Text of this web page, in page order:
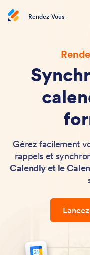
Rendez-Vous
Gérez facilement
rappels et
Calendly et le